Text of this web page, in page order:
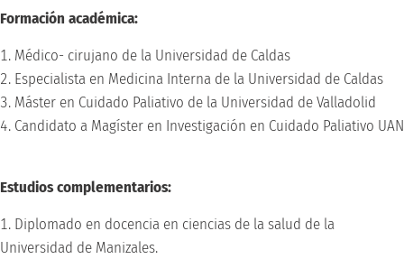
Formación académica:
Médico- cirujano de la Universidad de Caldas
Especialista en Medicina Interna de la Universidad de Caldas
Máster en Cuidado Paliativo de la Universidad de Valladolid
Candidato a Magíster en Investigación en Cuidado Paliativo UAN
Estudios complementarios:
Diplomado en docencia en ciencias de la salud de la
Universidad de Manizales.